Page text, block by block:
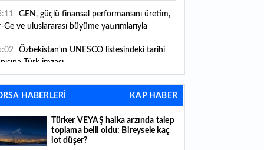
GEN, güçlü finansal performansını üretim,
Ge ve uluslararası büyüme yatırımlarıyla
taşıyor
Özbekistan'ın UNESCO listesindeki tarihi
Türk imzası
Sağlık Bakanlığı personel alımı 2026: Sağlık
26 bin 673 personel alımı başvuruları ne
oldu: Bireysele kaç lot düşer?
HABERLERİ KAP HABER
Türker VEYAŞ halka arzında talep
toplama belli oldu: Bireysele kaç
lot düşer?